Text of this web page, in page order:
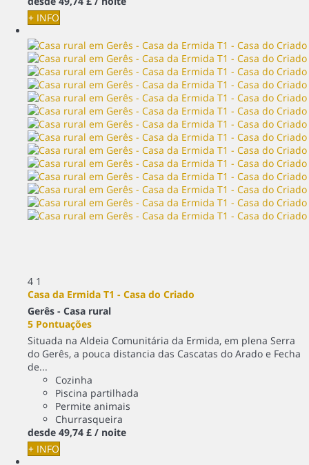
+ INFO
4 1
Casa da Ermida T1 - Casa do Criado
Gerês - Casa rural
5 Pontuações
Situada na Aldeia Comunitária da Ermida, em plena Serra
do Gerês, a pouca distancia das Cascatas do Arado e Fecha
de...
Cozinha
Piscina partilhada
Permite animais
Churrasqueira
desde 49,74 £ / noite
+ INFO